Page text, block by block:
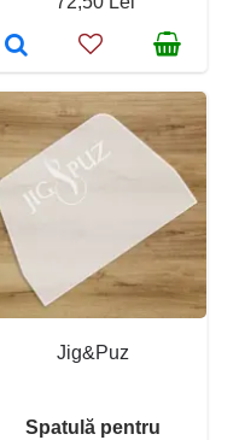
Jig&Puz
Spatulă pentru